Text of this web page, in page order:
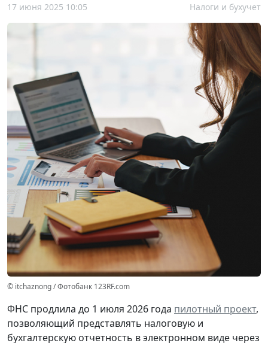
17 июня 2025 10:05 Налоги и бухучет
© itchaznong / Фотобанк 123RF.com
ФНС продлила до 1 июля 2026 года пилотный проект,
позволяющий представлять налоговую и
бухгалтерскую отчетность в электронном виде через